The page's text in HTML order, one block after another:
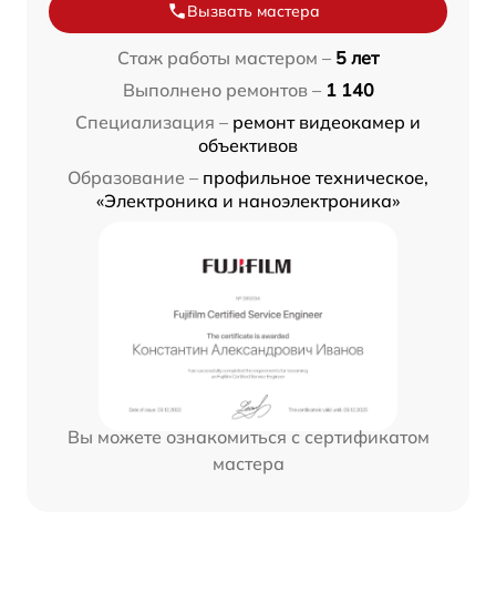
Вызвать мастера
Стаж работы мастером – 5 лет
Выполнено ремонтов – 1 140
Специализация – ремонт видеокамер и
объективов
Образование – профильное техническое,
«Электроника и наноэлектроника»
Вы можете ознакомиться с сертификатом
мастера